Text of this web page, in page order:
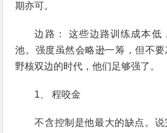
期亦可。
边路： 这些边路训练成本低
池。强度虽然会略逊一筹，但不要
野核双边的时代，他们足够强了。
1、 程咬金
不含控制是他最大的缺点。